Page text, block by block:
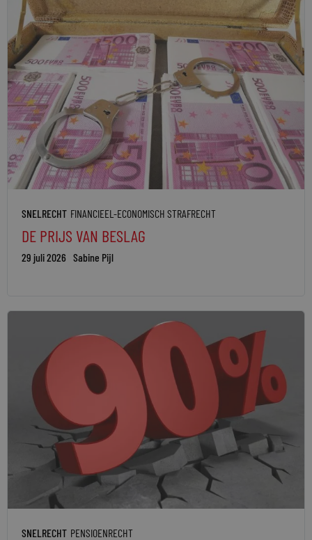
SNELRECHT FINANCIEEL-ECONOMISCH STRAFRECHT
DE PRIJS VAN BESLAG
29 juli 2026 Sabine Pijl
SNELRECHT PENSIOENRECHT